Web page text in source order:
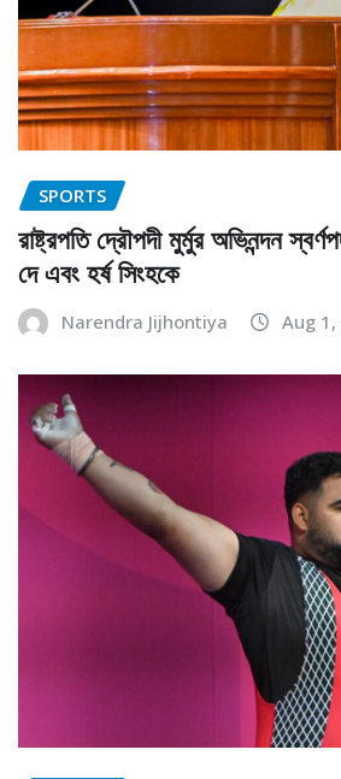
SPORTS
রাষ্ট্রপতি দ্রৌপদী মুর্মুর অভিনন্দন
দে এবং হর্ষ সিংহকে
Narendra Jijhontiya Aug